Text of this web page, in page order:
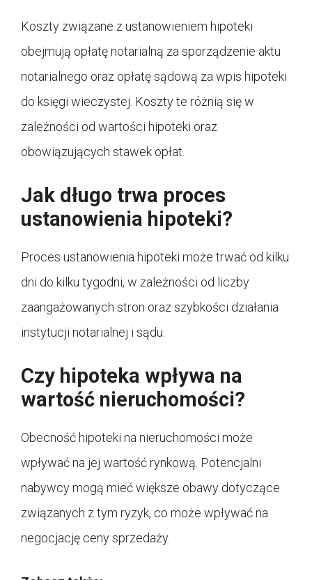
Koszty związane z ustanowieniem hipoteki
obejmują opłatę notarialną za sporządzenie aktu
notarialnego oraz opłatę sądową za wpis hipoteki
do księgi wieczystej. Koszty te różnią się w
zależności od wartości hipoteki oraz
obowiązujących stawek opłat.
Jak długo trwa proces
ustanowienia hipoteki?
Proces ustanowienia hipoteki może trwać od kilku
dni do kilku tygodni, w zależności od liczby
zaangażowanych stron oraz szybkości działania
instytucji notarialnej i sądu.
Czy hipoteka wpływa na
wartość nieruchomości?
Obecność hipoteki na nieruchomości może
wpływać na jej wartość rynkową. Potencjalni
nabywcy mogą mieć większe obawy dotyczące
związanych z tym ryzyk, co może wpływać na
negocjację ceny sprzedaży.